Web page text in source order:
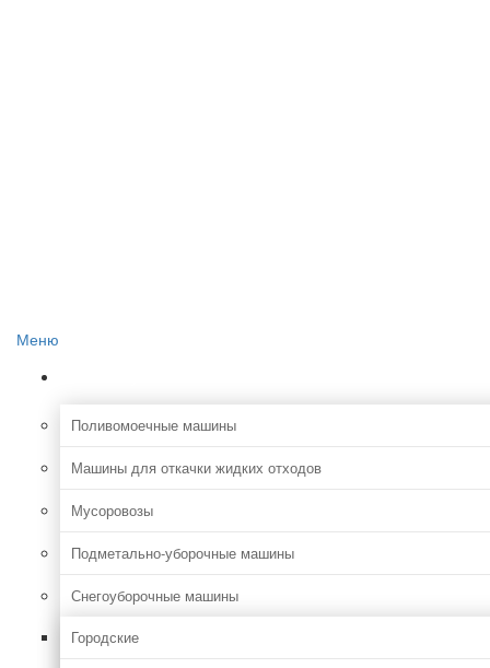
Меню
Поливомоечные машины
Машины для откачки жидких отходов
Мусоровозы
Подметально-уборочные машины
Снегоуборочные машины
Городские